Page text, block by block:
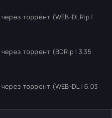
через торрент (WEB-DLRip |
через торрент (BDRip | 3.35
через торрент (WEB-DL | 6.03